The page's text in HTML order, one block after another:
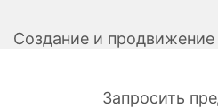
Создание и продвижение
Запросить